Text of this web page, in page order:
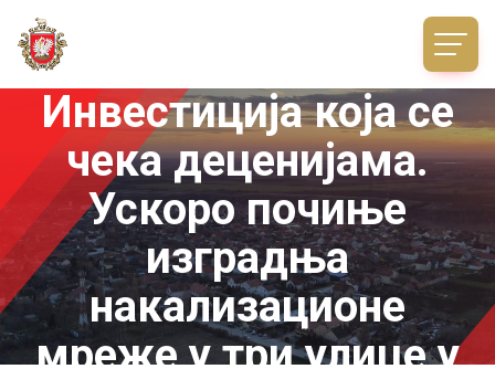
Инвестиција која се
чека деценијама.
Ускоро почиње
изградња
накализационе
мреже у три улице у